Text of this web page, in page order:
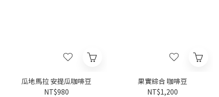
瓜地馬拉 安提瓜咖啡豆
NT$980
果實綜合 咖啡豆
NT$1,200